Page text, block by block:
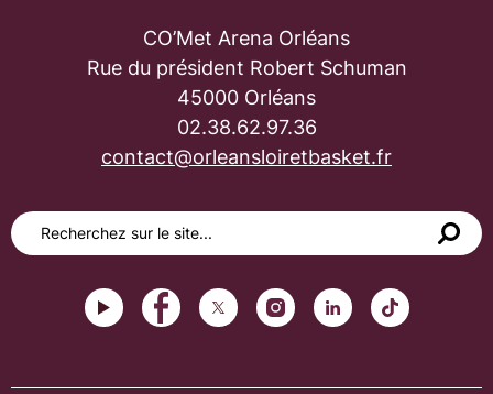
CO’Met Arena Orléans
Rue du président Robert Schuman
45000 Orléans
02.38.62.97.36
contact@orleansloiretbasket.fr